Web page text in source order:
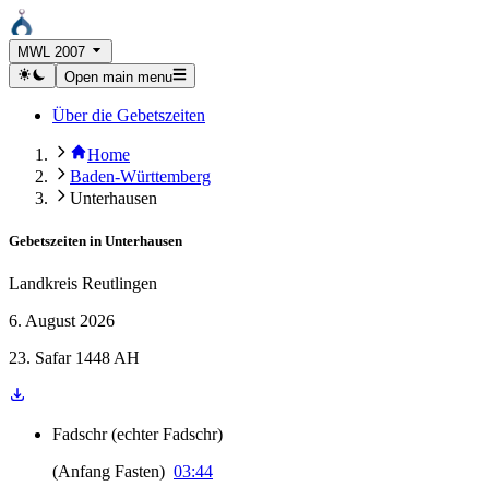
MWL 2007
Open main menu
Über die Gebetszeiten
Home
Baden-Württemberg
Unterhausen
Gebetszeiten in Unterhausen
Landkreis Reutlingen
6. August 2026
23. Safar 1448 AH
Fadschr (echter Fadschr)
(Anfang Fasten) 03:44